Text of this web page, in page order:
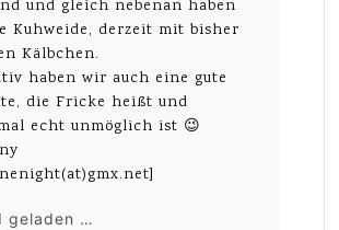
und gleich nebenan haben
Kuhweide, derzeit mit bisher
Kälbchen.
haben wir auch eine gute
die Fricke heißt und
echt unmöglich ist 😉
geladen …